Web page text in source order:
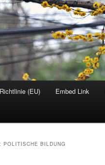
(EU) Embed Link
POLITISCHE BILDUNG